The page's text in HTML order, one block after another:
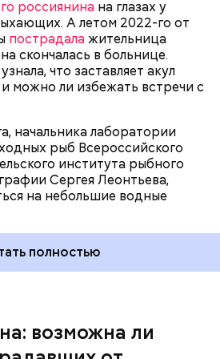
россиянина на глазах у
А летом 2022-го от
пострадалажительница
скончалась в больнице.
что заставляет акул
можно ли избежать встречи с
начальника лаборатории
рыб Всероссийского
института рыбного
Сергея Леонтьева,
на небольшие водные
полностью
возможна ли
экскурсионные
первые 15 километров на
Москвы» отметил, что еще
о таких походах даже мечтать
это вполне